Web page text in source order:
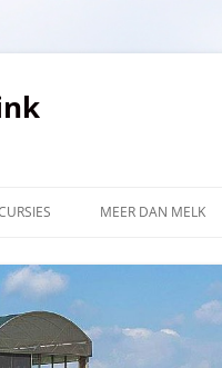
MEER DAN MELK